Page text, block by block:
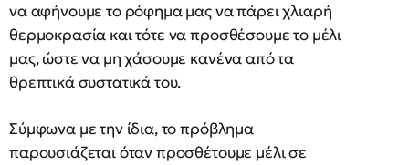
να αφήνουμε το ρόφημα μας να πάρει χλιαρή
θερμοκρασία και τότε να προσθέσουμε το μέλι
μας, ώστε να μη χάσουμε κανένα από τα
θρεπτικά συστατικά του.
Σύμφωνα με την ίδια, το πρόβλημα
παρουσιάζεται όταν προσθέτουμε μέλι σε